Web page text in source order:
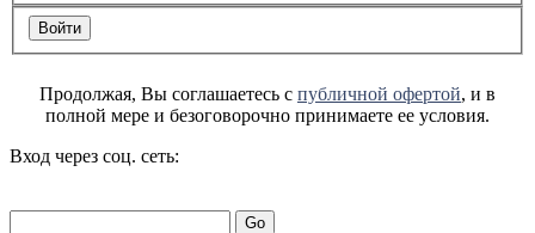
Продолжая, Вы соглашаетесь с публичной офертой, и в
полной мере и безоговорочно принимаете ее условия.
Вход через соц. сеть:
Go